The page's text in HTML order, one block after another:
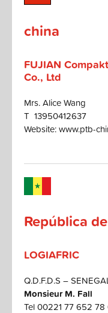
china
FUJIAN
Co., Ltd
Mrs. Alice Wang
T 13950412637
Website: www.ptb-
República
LOGIAFRIC
Q.D.F.D.S –
Monsieur M. Fall
Tel 00221 77 652